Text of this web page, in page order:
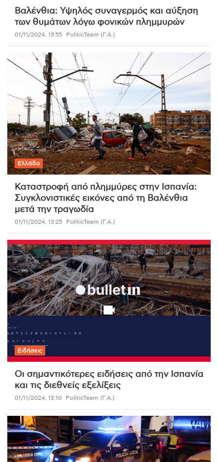
Βαλένθια: Υψηλός συναγερμός και αύξηση
των θυμάτων λόγω φονικών πλημμυρών
01/11/2024, 13:55 PoliticTeam (Γ.Α.)
Ελλάδα
Καταστροφή από πλημμύρες στην Ισπανία:
Συγκλονιστικές εικόνες από τη Βαλένθια
μετά την τραγωδία
01/11/2024, 13:25 PoliticTeam (Γ.Α.)
Ειδήσεις
Οι σημαντικότερες ειδήσεις από την Ισπανία
και τις διεθνείς εξελίξεις
01/11/2024, 13:10 PoliticTeam (Γ.Α.)